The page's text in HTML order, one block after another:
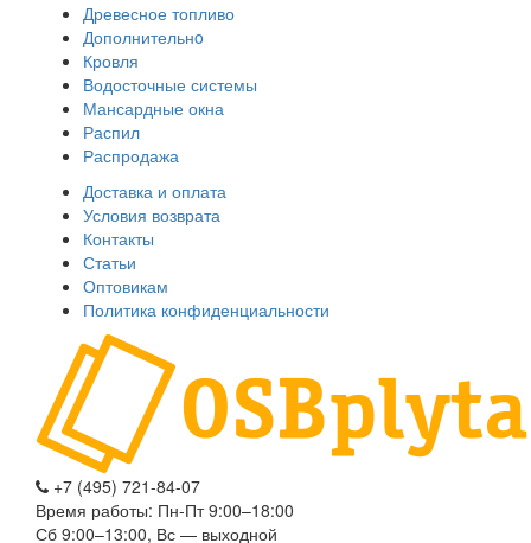
Древесное топливо
Дополнительнo
Кровля
Водосточные системы
Мансардные окна
Распил
Распродажа
Доставка и оплата
Условия возврата
Контакты
Статьи
Оптовикам
Политика конфиденциальности
+7 (495) 721-84-07
Время работы: Пн-Пт 9:00–18:00
Сб 9:00–13:00, Вс — выходной